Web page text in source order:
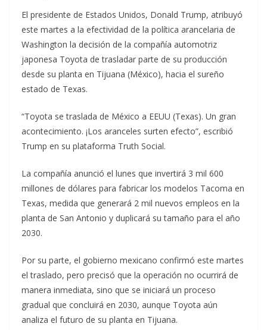
El presidente de Estados Unidos, Donald Trump, atribuyó
este martes a la efectividad de la política arancelaria de
Washington la decisión de la compañía automotriz
japonesa Toyota de trasladar parte de su producción
desde su planta en Tijuana (México), hacia el sureño
estado de Texas.
“Toyota se traslada de México a EEUU (Texas). Un gran
acontecimiento. ¡Los aranceles surten efecto”, escribió
Trump en su plataforma Truth Social.
La compañía anunció el lunes que invertirá 3 mil 600
millones de dólares para fabricar los modelos Tacoma en
Texas, medida que generará 2 mil nuevos empleos en la
planta de San Antonio y duplicará su tamaño para el año
2030.
Por su parte, el gobierno mexicano confirmó este martes
el traslado, pero precisó que la operación no ocurrirá de
manera inmediata, sino que se iniciará un proceso
gradual que concluirá en 2030, aunque Toyota aún
analiza el futuro de su planta en Tijuana.